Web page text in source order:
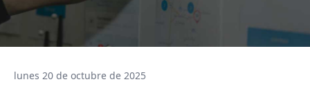
lunes 20 de octubre de 2025